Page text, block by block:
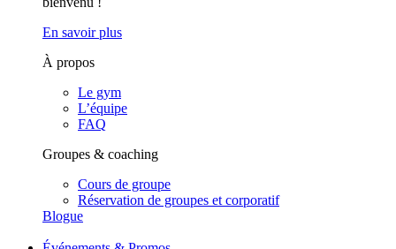
En savoir plus
À propos
Le gym
L’équipe
FAQ
Groupes & coaching
Cours de groupe
Réservation de groupes et corporatif
Blogue